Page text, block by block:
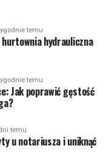
temu
hydrauliczna
temu
Jak poprawić gęstość
temu
u notariusza i uniknąć